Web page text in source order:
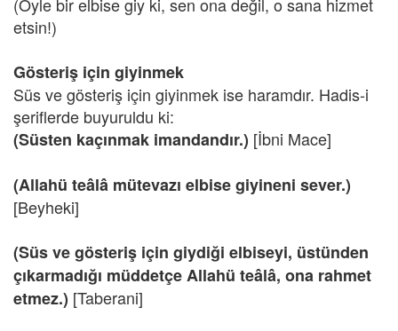
etsin!)
Gösteriş için giyinmek
Süs ve gösteriş için giyinmek ise haramdır. Hadis-i
şeriflerde buyuruldu ki:
(Süsten kaçınmak imandandır.) [İbni Mace]
(Allahü teâlâ mütevazı elbise giyineni sever.)
[Beyheki]
(Süs ve gösteriş için giydiği elbiseyi, üstünden
çıkarmadığı müddetçe Allahü teâlâ, ona rahmet
etmez.) [Taberani]